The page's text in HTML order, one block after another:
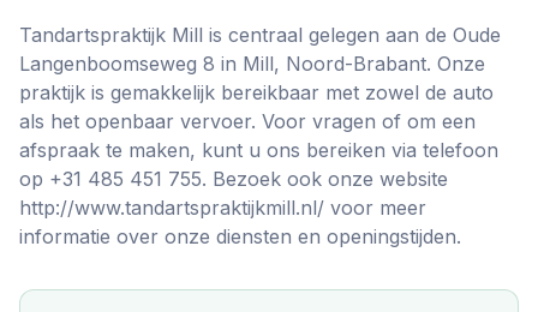
Tandartspraktijk Mill is centraal gelegen aan de Oude
Langenboomseweg 8 in Mill, Noord-Brabant. Onze
praktijk is gemakkelijk bereikbaar met zowel de auto
als het openbaar vervoer. Voor vragen of om een
afspraak te maken, kunt u ons bereiken via telefoon
op +31 485 451 755. Bezoek ook onze website
http://www.tandartspraktijkmill.nl/ voor meer
informatie over onze diensten en openingstijden.